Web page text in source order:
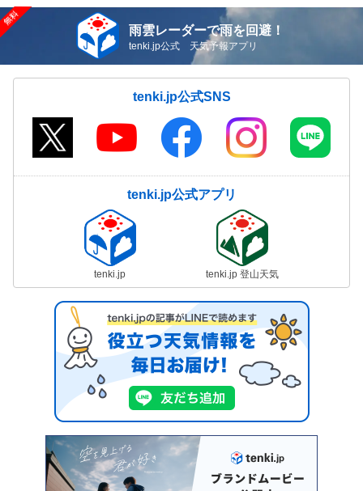
雨雲レーダーで雨を回避！
tenki.jp公式 天気予報アプリ
tenki.jp公式SNS
tenki.jp公式アプリ
tenki.jp tenki.jp 登山天気